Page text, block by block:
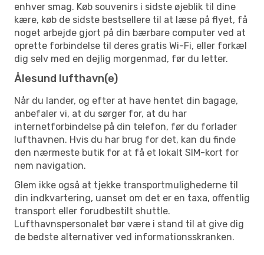
enhver smag. Køb souvenirs i sidste øjeblik til dine
kære, køb de sidste bestsellere til at læse på flyet, få
noget arbejde gjort på din bærbare computer ved at
oprette forbindelse til deres gratis Wi-Fi, eller forkæl
dig selv med en dejlig morgenmad, før du letter.
Ålesund lufthavn(e)
Når du lander, og efter at have hentet din bagage,
anbefaler vi, at du sørger for, at du har
internetforbindelse på din telefon, før du forlader
lufthavnen. Hvis du har brug for det, kan du finde
den nærmeste butik for at få et lokalt SIM-kort for
nem navigation.
Glem ikke også at tjekke transportmulighederne til
din indkvartering, uanset om det er en taxa, offentlig
transport eller forudbestilt shuttle.
Lufthavnspersonalet bør være i stand til at give dig
de bedste alternativer ved informationsskranken.